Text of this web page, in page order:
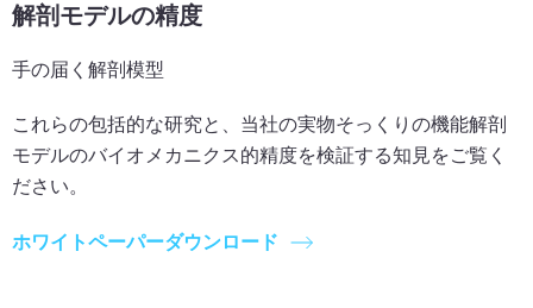
解剖モデルの精度
手の届く解剖模型
これらの包括的な研究と、当社の実物そっくりの機能解剖
モデルのバイオメカニクス的精度を検証する知見をご覧く
ださい。
ホワイトペーパーダウンロード